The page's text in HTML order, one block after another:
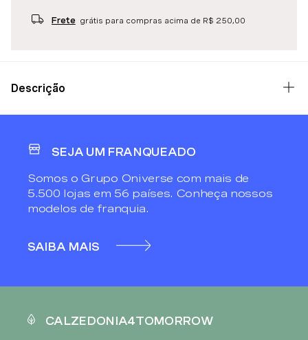
Frete grátis para compras acima de R$ 250,00
Descrição
SEJA UM FRANQUEADO
Somos o Grupo Oniverse com mais de
5.500 lojas em 56 países. Conheça nossos
modelos de franquia.
SAIBA MAIS
CALZEDONIA4TOMORROW